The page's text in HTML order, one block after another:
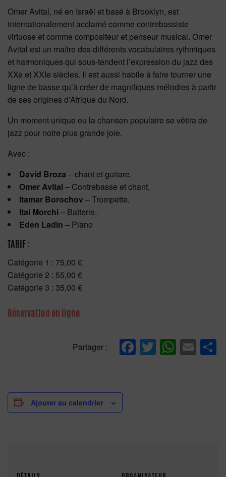
Omer Avital, né en Israël et basé à Brooklyn, est
internationalement acclamé comme contrebassiste
virtuose et comme compositeur et penseur musical. Omer
Avital est un maître des différents vocabulaires rythmiques
et harmoniques qui sous-tendent l’expression du jazz des
XXe et XXIe siècles. Il est aussi habile à faire tourner une
ligne de basse qu’à créer de magnifiques mélodies à partir
de ses origines d’Afrique du Nord.
Un moment unique ou la chanson populaire se vêtira de
jazz pour notre plus grande joie.
Avec :
David Broza – chant et guitare,
Omer Avital – Contrebasse et chant,
Itamar Borochov– Trompette,
Itai Morchi– Batterie,
Eden Ladin – Piano
TARIF :
Catégorie 1 : 75,00 €
Catégorie 2 : 55,00 €
Catégorie 3 : 35,00 €
Réservation en ligne
Partager : Facebook
Twitter
Ajouter au calendrier